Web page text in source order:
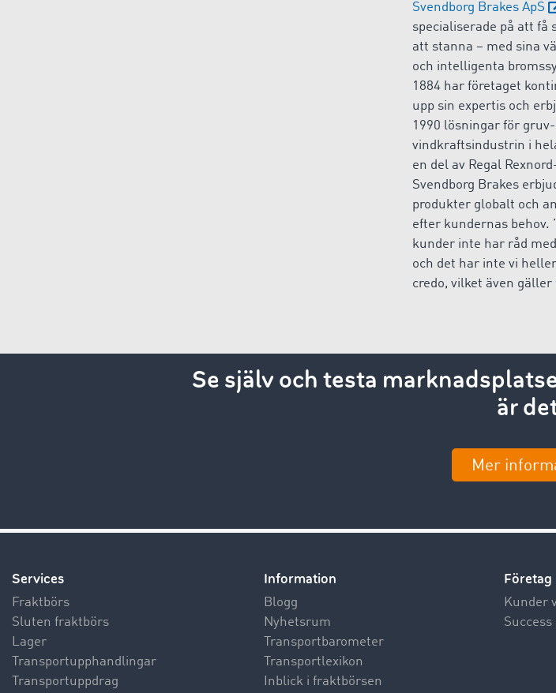
Svendborg Brakes ApS
specialiserade på att få
att stanna – med sina
och intelligenta
1884 har företaget
upp sin expertis och
1990 lösningar för gruv-
vindkraftsindustrin i
en del av Regal
Svendborg Brakes
produkter globalt och
efter kundernas behov.
kunder inte har råd
och det har inte vi
credo, vilket även
Se själv och testa
är
Mer
Services
Fraktbörs
Sluten fraktbörs
Lager
Transportupphandlingar
Transportuppdrag
Information
Blogg
Nyhetsrum
Transportbarometer
Transportlexikon
Inblick i fraktbörsen
Företag
Kunder